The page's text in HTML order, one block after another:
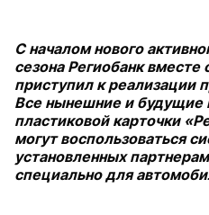
С началом нового
сезона Региобанк
приступил к реализации
Все нынешние и будущие
пластиковой карточки
могут воспользоваться
установленных
специально для